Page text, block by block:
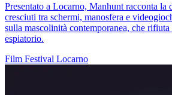
Presentato a Locarno, Manhunt racconta la
cresciuti tra schermi, manosfera e
sulla mascolinità contemporanea, che
espiatorio.
Film Festival Locarno